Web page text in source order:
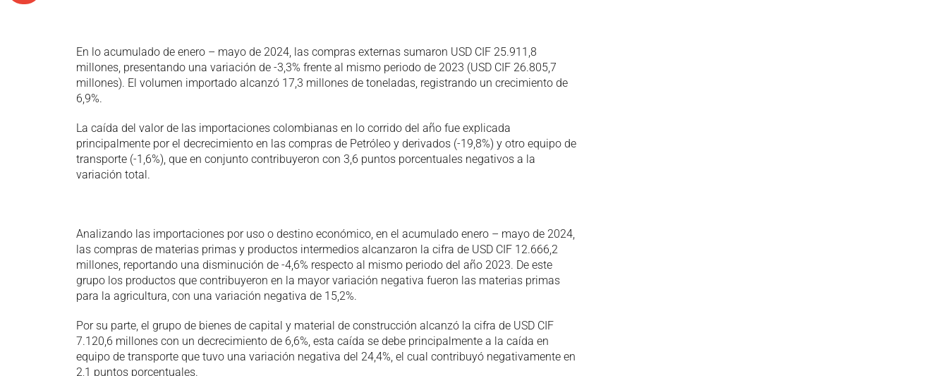
En lo acumulado de enero – mayo de 2024, las compras externas sumaron USD CIF 25.911,8
millones, presentando una variación de -3,3% frente al mismo periodo de 2023 (USD CIF 26.805,7
millones). El volumen importado alcanzó 17,3 millones de toneladas, registrando un crecimiento de
6,9%.
La caída del valor de las importaciones colombianas en lo corrido del año fue explicada
principalmente por el decrecimiento en las compras de Petróleo y derivados (-19,8%) y otro equipo de
transporte (-1,6%), que en conjunto contribuyeron con 3,6 puntos porcentuales negativos a la
variación total.
Analizando las importaciones por uso o destino económico, en el acumulado enero – mayo de 2024,
las compras de materias primas y productos intermedios alcanzaron la cifra de USD CIF 12.666,2
millones, reportando una disminución de -4,6% respecto al mismo periodo del año 2023. De este
grupo los productos que contribuyeron en la mayor variación negativa fueron las materias primas
para la agricultura, con una variación negativa de 15,2%.
Por su parte, el grupo de bienes de capital y material de construcción alcanzó la cifra de USD CIF
7.120,6 millones con un decrecimiento de 6,6%, esta caída se debe principalmente a la caída en
equipo de transporte que tuvo una variación negativa del 24,4%, el cual contribuyó negativamente en
2,1 puntos porcentuales.